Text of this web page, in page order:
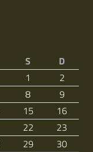
S
D
1
2
8
9
15
16
22
23
29
30